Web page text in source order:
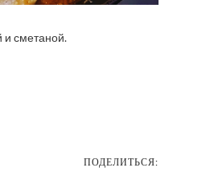
и сметаной.
ПОДЕЛИТЬСЯ: